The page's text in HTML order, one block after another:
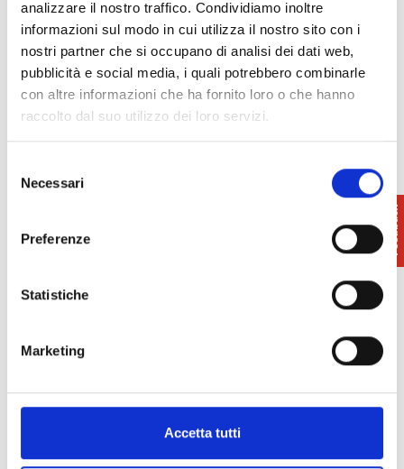
analizzare il nostro traffico. Condividiamo inoltre
informazioni sul modo in cui utilizza il nostro sito con i
nostri partner che si occupano di analisi dei dati web,
pubblicità e social media, i quali potrebbero combinarle
con altre informazioni che ha fornito loro o che hanno
raccolto dal suo utilizzo dei loro servizi.
delNecessari
Preferenze
Statistiche
Marketing
Accetta tutti